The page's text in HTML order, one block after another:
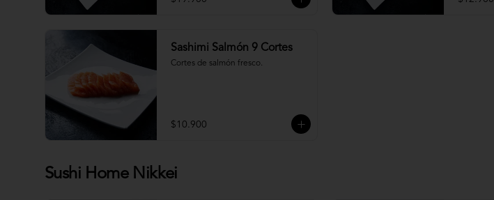
Sashimi Salmón 9 Cortes
Cortes de salmón fresco.
$10.900
Sushi Home Nikkei